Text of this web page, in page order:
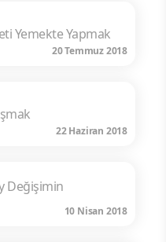
Yemekte Yapmak
20 Temmuz 2018
22 Haziran 2018
Değişimin
10 Nisan 2018